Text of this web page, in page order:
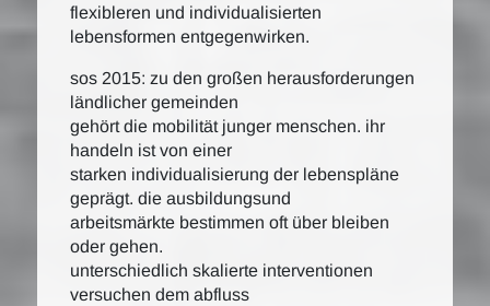
flexibleren und individualisierten
lebensformen entgegenwirken.
sos 2015: zu den großen herausforderungen
ländlicher gemeinden
gehört die mobilität junger menschen. ihr
handeln ist von einer
starken individualisierung der lebenspläne
geprägt. die ausbildungsund
arbeitsmärkte bestimmen oft über bleiben
oder gehen.
unterschiedlich skalierte interventionen
versuchen dem abfluss